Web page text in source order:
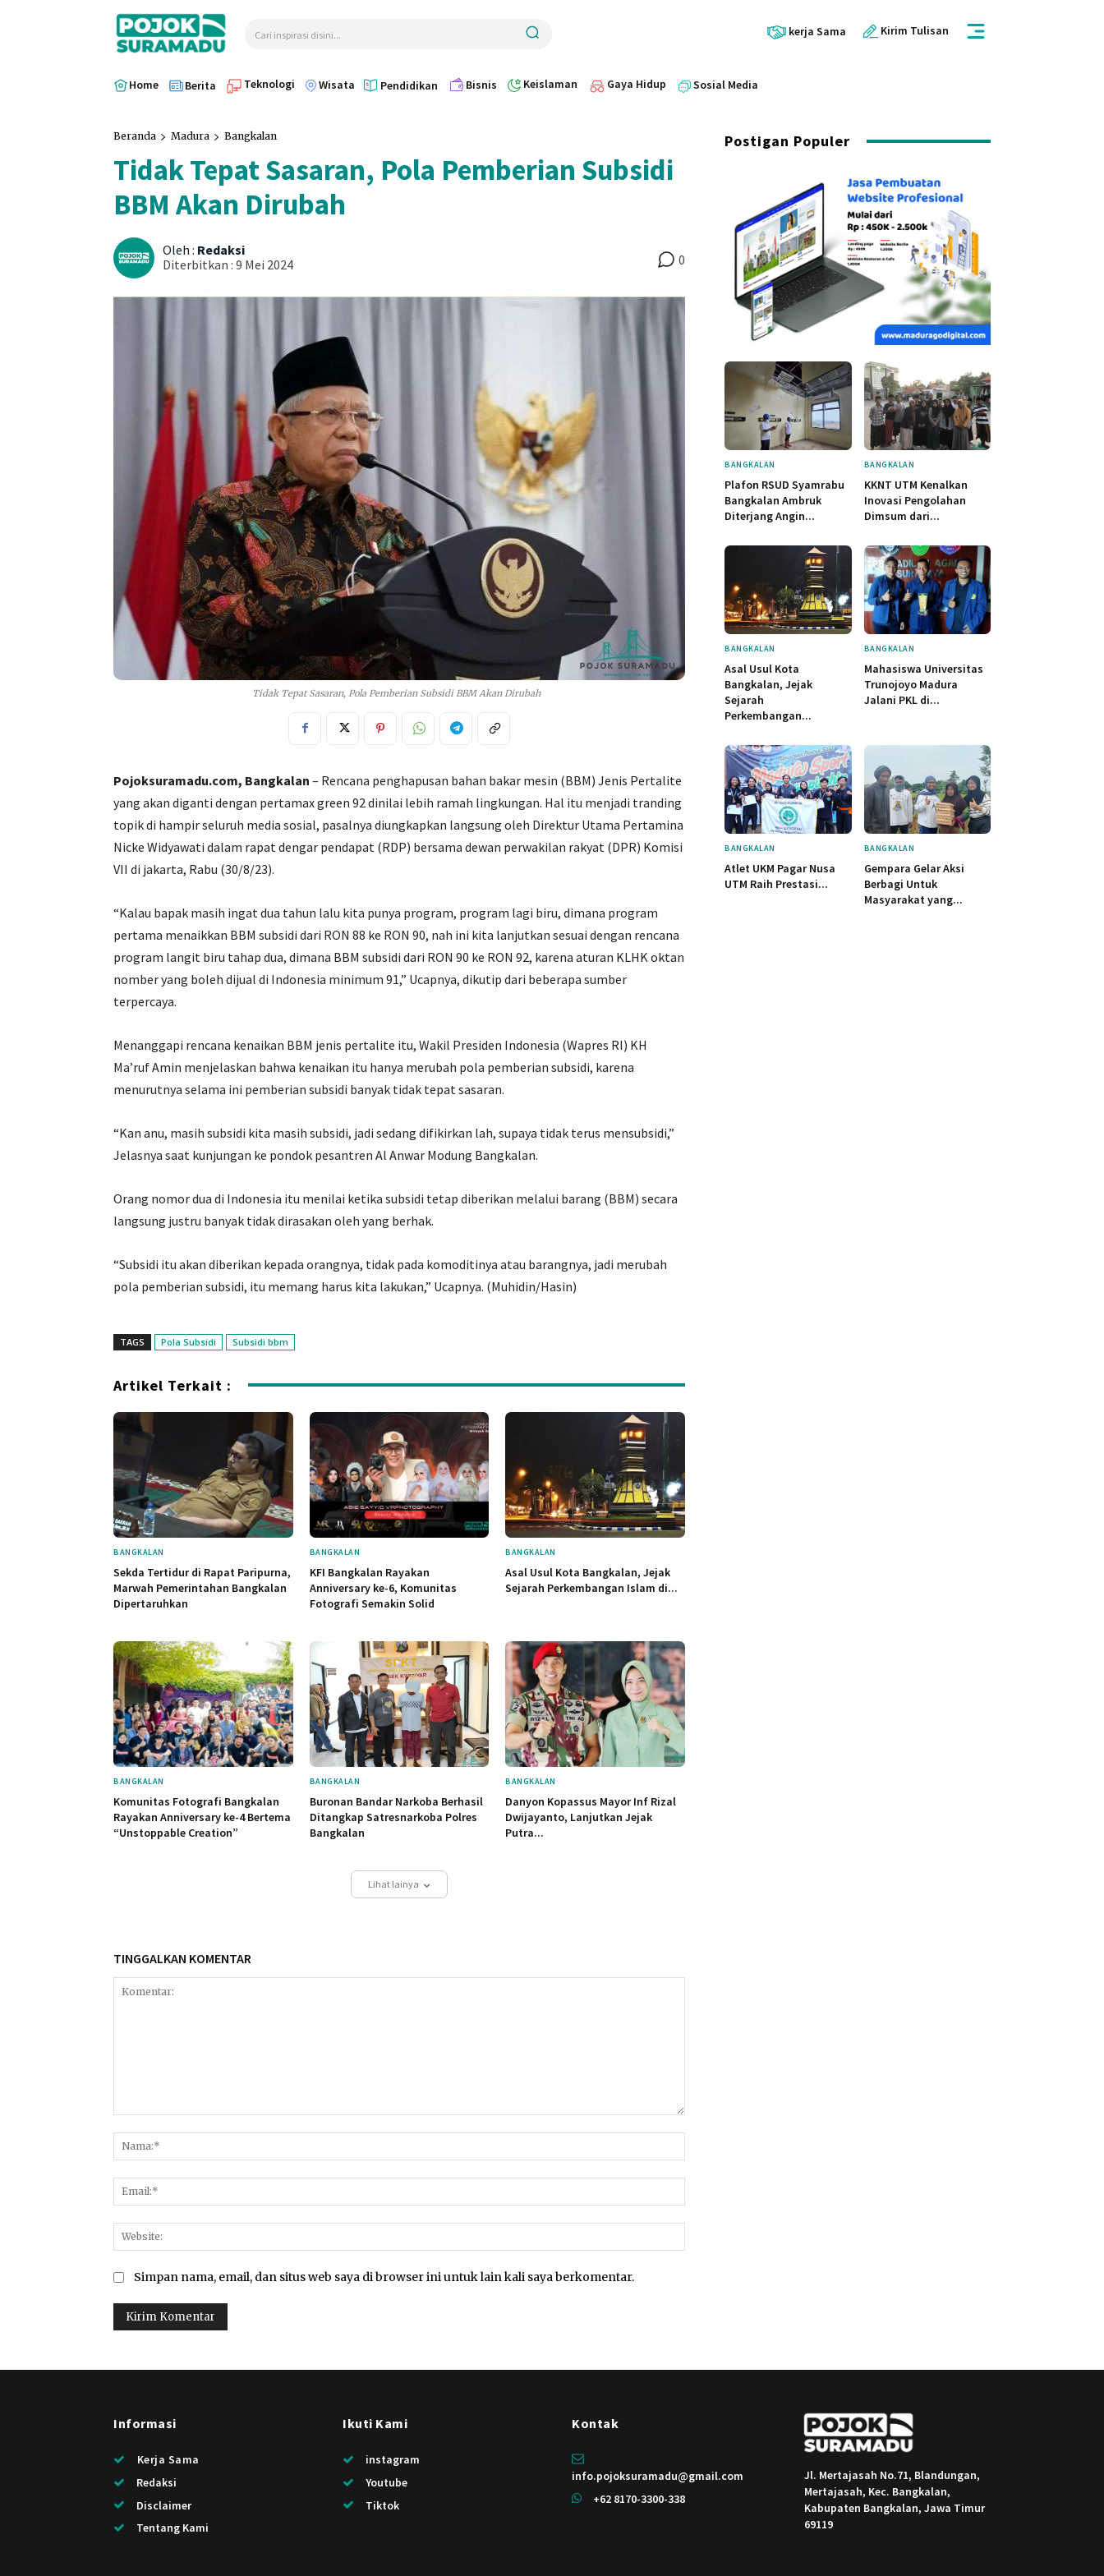
Cari inspirasi disini... kerja Sama Kirim Tulisan
Home Berita Teknologi Wisata Pendidikan Bisnis Keislaman Gaya Hidup Sosial Media
Beranda Madura Bangkalan
Tidak Tepat Sasaran, Pola Pemberian Subsidi
BBM Akan Dirubah
Oleh : Redaksi
Diterbitkan : 9 Mei 2024 0
Tidak Tepat Sasaran, Pola Pemberian Subsidi BBM Akan Dirubah
Pojoksuramadu.com, Bangkalan – Rencana penghapusan bahan bakar mesin (BBM) Jenis Pertalite
yang akan diganti dengan pertamax green 92 dinilai lebih ramah lingkungan. Hal itu menjadi tranding
topik di hampir seluruh media sosial, pasalnya diungkapkan langsung oleh Direktur Utama Pertamina
Nicke Widyawati dalam rapat dengar pendapat (RDP) bersama dewan perwakilan rakyat (DPR) Komisi
VII di jakarta, Rabu (30/8/23).
“Kalau bapak masih ingat dua tahun lalu kita punya program, program lagi biru, dimana program
pertama menaikkan BBM subsidi dari RON 88 ke RON 90, nah ini kita lanjutkan sesuai dengan rencana
program langit biru tahap dua, dimana BBM subsidi dari RON 90 ke RON 92, karena aturan KLHK oktan
nomber yang boleh dijual di Indonesia minimum 91,” Ucapnya, dikutip dari beberapa sumber
terpercaya.
Menanggapi rencana kenaikan BBM jenis pertalite itu, Wakil Presiden Indonesia (Wapres RI) KH
Ma’ruf Amin menjelaskan bahwa kenaikan itu hanya merubah pola pemberian subsidi, karena
menurutnya selama ini pemberian subsidi banyak tidak tepat sasaran.
“Kan anu, masih subsidi kita masih subsidi, jadi sedang difikirkan lah, supaya tidak terus mensubsidi,”
Jelasnya saat kunjungan ke pondok pesantren Al Anwar Modung Bangkalan.
Orang nomor dua di Indonesia itu menilai ketika subsidi tetap diberikan melalui barang (BBM) secara
langsung justru banyak tidak dirasakan oleh yang berhak.
“Subsidi itu akan diberikan kepada orangnya, tidak pada komoditinya atau barangnya, jadi merubah
pola pemberian subsidi, itu memang harus kita lakukan,” Ucapnya. (Muhidin/Hasin)
TAGS Pola Subsidi Subsidi bbm
Artikel Terkait :
BANGKALAN
Sekda Tertidur di Rapat Paripurna,
Marwah Pemerintahan Bangkalan
Dipertaruhkan
BANGKALAN
KFI Bangkalan Rayakan
Anniversary ke-6, Komunitas
Fotografi Semakin Solid
BANGKALAN
Asal Usul Kota Bangkalan, Jejak
Sejarah Perkembangan Islam di...
BANGKALAN
Komunitas Fotografi Bangkalan
Rayakan Anniversary ke-4 Bertema
“Unstoppable Creation”
BANGKALAN
Buronan Bandar Narkoba Berhasil
Ditangkap Satresnarkoba Polres
Bangkalan
BANGKALAN
Danyon Kopassus Mayor Inf Rizal
Dwijayanto, Lanjutkan Jejak
Putra...
Lihat lainya
TINGGALKAN KOMENTAR
Simpan nama, email, dan situs web saya di browser ini untuk lain kali saya berkomentar.
Postigan Populer
BANGKALAN
Plafon RSUD Syamrabu
Bangkalan Ambruk
Diterjang Angin...
BANGKALAN
KKNT UTM Kenalkan
Inovasi Pengolahan
Dimsum dari...
BANGKALAN
Asal Usul Kota
Bangkalan, Jejak
Sejarah
Perkembangan...
BANGKALAN
Mahasiswa Universitas
Trunojoyo Madura
Jalani PKL di...
BANGKALAN
Atlet UKM Pagar Nusa
UTM Raih Prestasi...
BANGKALAN
Gempara Gelar Aksi
Berbagi Untuk
Masyarakat yang...
Informasi
Kerja Sama
Redaksi
Disclaimer
Tentang Kami
Ikuti Kami
instagram
Youtube
Tiktok
Kontak
info.pojoksuramadu@gmail.com
+62 8170-3300-338
Jl. Mertajasah No.71, Blandungan,
Mertajasah, Kec. Bangkalan,
Kabupaten Bangkalan, Jawa Timur
69119